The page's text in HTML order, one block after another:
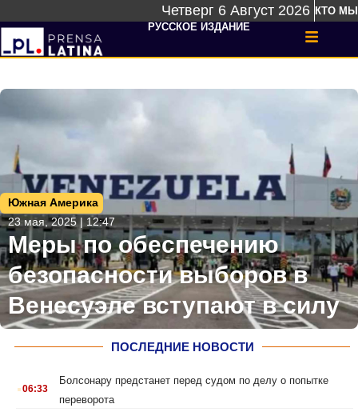
Четверг 6 Август 2026 КТО МЫ
РУССКОЕ ИЗДАНИЕ
Южная Америка
23 мая, 2025 | 12:47
Меры по обеспечению
безопасности выборов в
Венесуэле вступают в силу
ПОСЛЕДНИЕ НОВОСТИ
.06:33
Болсонару предстанет перед судом по делу о попытке
переворота